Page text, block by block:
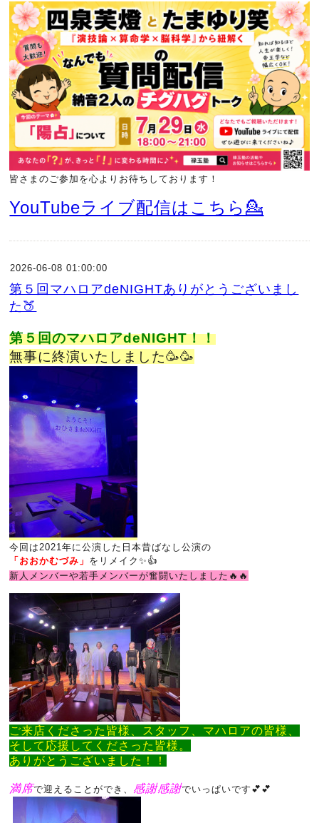
皆さまのご参加を心よりお待ちしております！
YouTubeライブ配信はこちら💁
2026-06-08 01:00:00
第５回マハロアdeNIGHTありがとうございまし
た🍑
第５回のマハロアdeNIGHT！！
無事に終演いたしました🥳🥳
今回は2021年に公演した日本昔ばなし公演の
「おおかむづみ」 をリメイク✨👍
新人メンバーや若手メンバーが奮闘いたしました🔥🔥
ご来店くださった皆様、スタッフ、マハロアの皆様、
そして応援してくださった皆様。
ありがとうございました！！
満席で迎えることができ、 感謝感謝でいっぱいです💕💕